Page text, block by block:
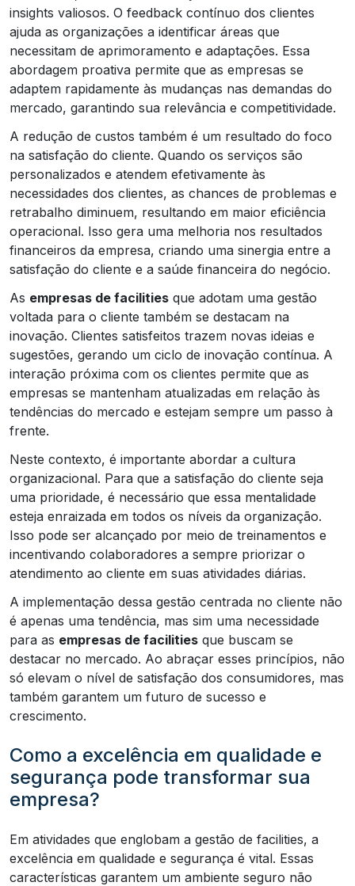
insights valiosos. O feedback contínuo dos clientes
ajuda as organizações a identificar áreas que
necessitam de aprimoramento e adaptações. Essa
abordagem proativa permite que as empresas se
adaptem rapidamente às mudanças nas demandas do
mercado, garantindo sua relevância e competitividade.
A redução de custos também é um resultado do foco
na satisfação do cliente. Quando os serviços são
personalizados e atendem efetivamente às
necessidades dos clientes, as chances de problemas e
retrabalho diminuem, resultando em maior eficiência
operacional. Isso gera uma melhoria nos resultados
financeiros da empresa, criando uma sinergia entre a
satisfação do cliente e a saúde financeira do negócio.
As empresas de facilities que adotam uma gestão
voltada para o cliente também se destacam na
inovação. Clientes satisfeitos trazem novas ideias e
sugestões, gerando um ciclo de inovação contínua. A
interação próxima com os clientes permite que as
empresas se mantenham atualizadas em relação às
tendências do mercado e estejam sempre um passo à
frente.
Neste contexto, é importante abordar a cultura
organizacional. Para que a satisfação do cliente seja
uma prioridade, é necessário que essa mentalidade
esteja enraizada em todos os níveis da organização.
Isso pode ser alcançado por meio de treinamentos e
incentivando colaboradores a sempre priorizar o
atendimento ao cliente em suas atividades diárias.
A implementação dessa gestão centrada no cliente não
é apenas uma tendência, mas sim uma necessidade
para as empresas de facilities que buscam se
destacar no mercado. Ao abraçar esses princípios, não
só elevam o nível de satisfação dos consumidores, mas
também garantem um futuro de sucesso e
crescimento.
Como a excelência em qualidade e
segurança pode transformar sua
empresa?
Em atividades que englobam a gestão de facilities, a
excelência em qualidade e segurança é vital. Essas
características garantem um ambiente seguro não